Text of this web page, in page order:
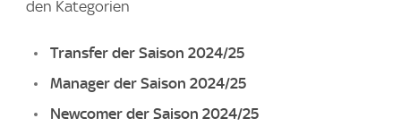
den Kategorien
Transfer der Saison 2024/25
Manager der Saison 2024/25
Newcomer der Saison 2024/25